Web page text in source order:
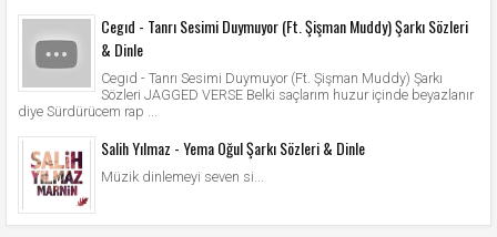
Cegıd - Tanrı Sesimi Duymuyor (Ft. Şişman Muddy) Şarkı Sözleri
& Dinle
Cegıd - Tanrı Sesimi Duymuyor (Ft. Şişman Muddy) Şarkı
Sözleri JAGGED VERSE Belki saçlarım huzur içinde beyazlanır
diye Sürdürücem rap ...
Salih Yılmaz - Yema Oğul Şarkı Sözleri & Dinle
Müzik dinlemeyi seven si...